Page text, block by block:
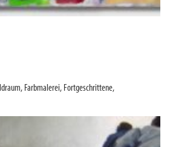
, Farbmalerei, Fortgeschrittene,